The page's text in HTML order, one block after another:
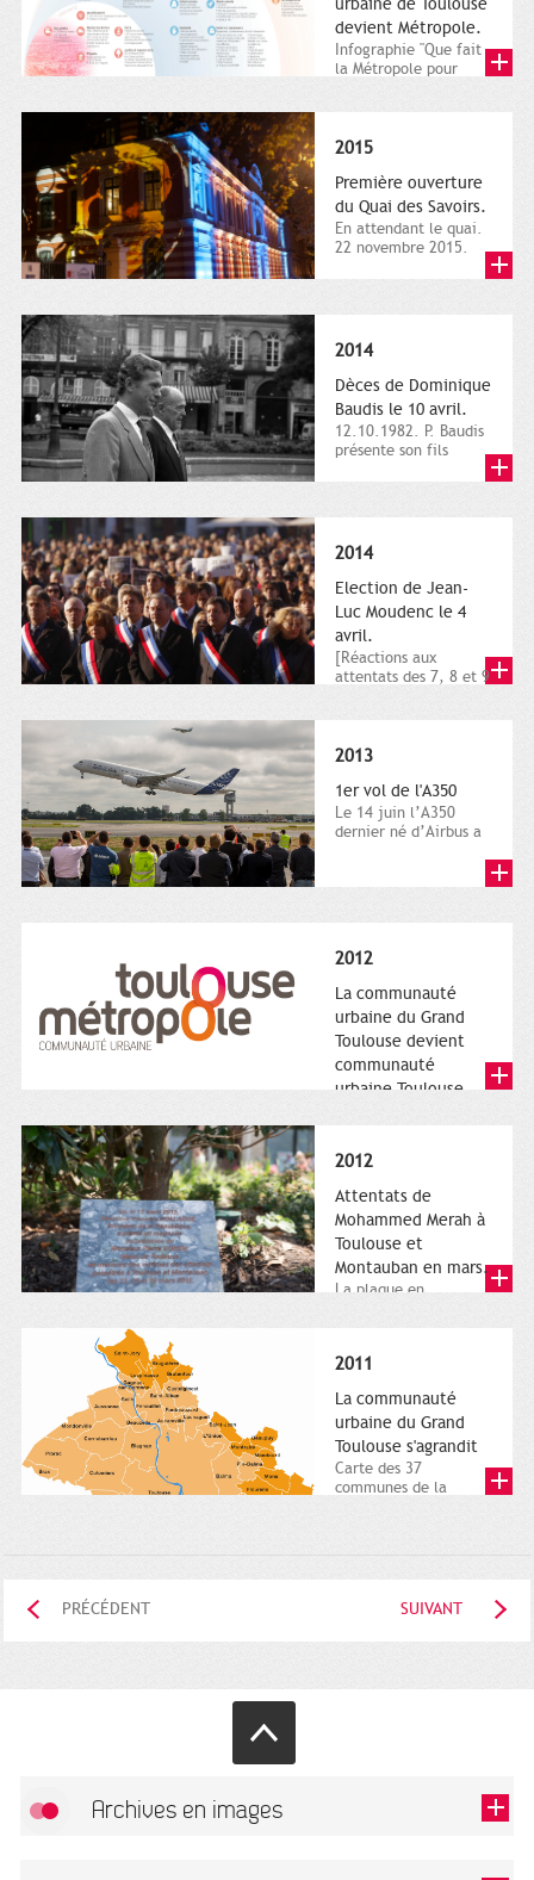
urbaine de Toulouse
devient Métropole.
Infographie "Que fait
la Métropole pour
2015
Première ouverture
du Quai des Savoirs.
En attendant le quai.
22 novembre 2015.
2014
Dèces de Dominique
Baudis le 10 avril.
12.10.1982. P. Baudis
présente son fils
2014
Election de Jean-
Luc Moudenc le 4
avril.
[Réactions aux
attentats des 7, 8 et 9
2013
1er vol de l'A350
Le 14 juin l’A350
dernier né d’Airbus a
2012
La communauté
urbaine du Grand
Toulouse devient
communauté
urbaine Toulouse
Métropole,
représentant l'anneau
de Moëbius.
2012
Attentats de
Mohammed Merah à
Toulouse et
Montauban en mars.
La plaque en
Charles-de-Gaulle.
2011
La communauté
urbaine du Grand
Toulouse s'agrandit
Carte des 37
communes de la
PRÉCÉDENT SUIVANT
Archives en images